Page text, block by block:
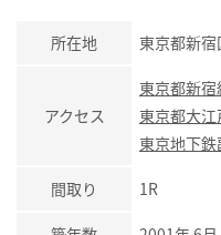
所在地 東京都新
アクセス
東京都新宿
東京都大江
東京地下
間取り 1R